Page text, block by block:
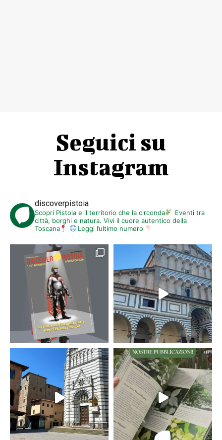
Seguici su
Instagram
discoverpistoia
Scopri Pistoia e il territorio che la circonda
Eventi tra
città, borghi e natura. Vivi il cuore autentico della
Toscana
Leggi l’ultimo numero